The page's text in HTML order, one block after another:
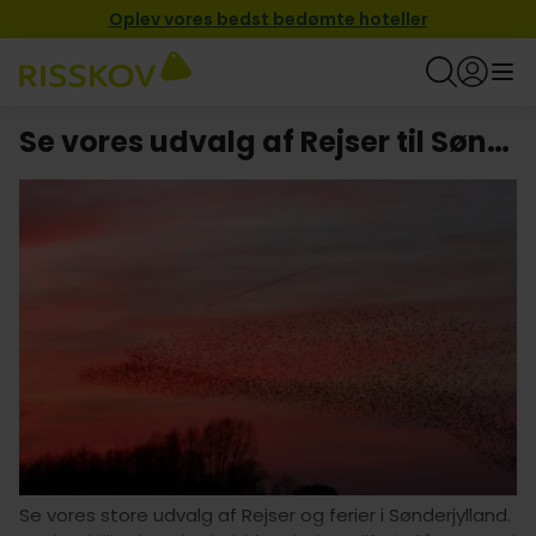
Oplev vores bedst bedømte hoteller
Se vores udvalg af Rejser til Sønderjylland
Se vores store udvalg af Rejser og ferier i Sønderjylland.